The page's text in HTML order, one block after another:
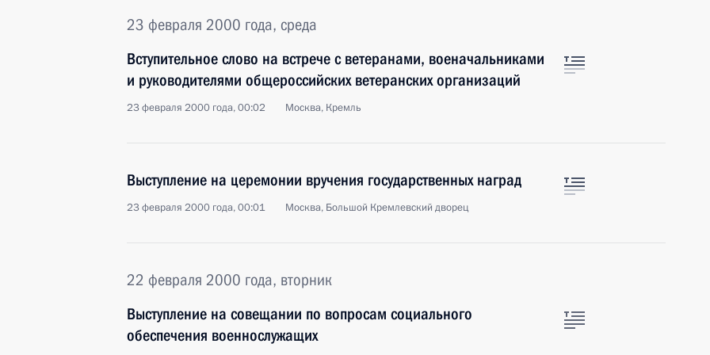
23 февраля 2000 года, среда
Вступительное слово на встрече с ветеранами, военачальниками
и руководителями общероссийских ветеранских организаций
23 февраля 2000 года, 00:02 Москва, Кремль
Выступление на церемонии вручения государственных наград
23 февраля 2000 года, 00:01 Москва, Большой Кремлевский дворец
22 февраля 2000 года, вторник
Выступление на совещании по вопросам социального
обеспечения военнослужащих